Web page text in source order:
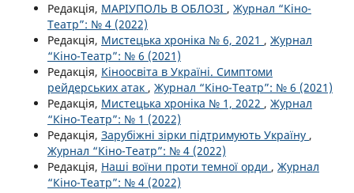
Редакція, МАРІУПОЛЬ В ОБЛОЗІ , Журнал “Кіно-
Театр”: № 4 (2022)
Редакція, Мистецька хроніка № 6, 2021 , Журнал
“Кіно-Театр”: № 6 (2021)
Редакція, Кіноосвіта в Україні. Симптоми
рейдерських атак , Журнал “Кіно-Театр”: № 6 (2021)
Редакція, Мистецька хроніка № 1, 2022 , Журнал
“Кіно-Театр”: № 1 (2022)
Редакція, Зарубіжні зірки підтримують Україну ,
Журнал “Кіно-Театр”: № 4 (2022)
Редакція, Наші воїни проти темної орди , Журнал
“Кіно-Театр”: № 4 (2022)